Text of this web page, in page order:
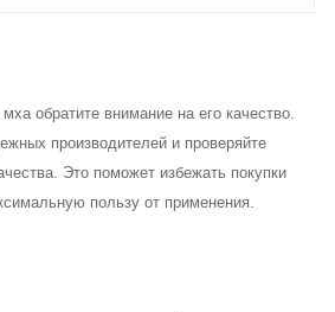
обратите внимание на его качество.
производителей и проверяйте
Это поможет избежать покупки
пользу от применения.